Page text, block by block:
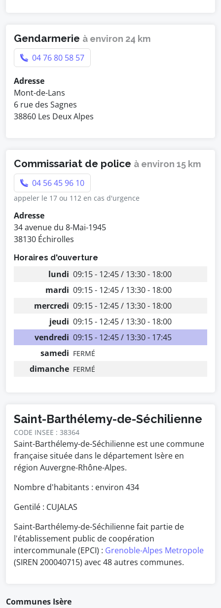
Gendarmerie à environ 24 km
04 76 80 58 57
Adresse
Mont-de-Lans
6 rue des Sagnes
38860 Les Deux Alpes
Commissariat de police à environ 15 km
04 56 45 96 10
appeler le 17 ou 112 en cas d'urgence
Adresse
34 avenue du 8-Mai-1945
38130 Échirolles
Horaires d'ouverture
lundi 09:15 - 12:45 / 13:30 - 18:00
mardi 09:15 - 12:45 / 13:30 - 18:00
mercredi 09:15 - 12:45 / 13:30 - 18:00
jeudi 09:15 - 12:45 / 13:30 - 18:00
vendredi 09:15 - 12:45 / 13:30 - 17:45
samedi FERMÉ
dimanche FERMÉ
Saint-Barthélemy-de-Séchilienne
CODE INSEE : 38364
Saint-Barthélemy-de-Séchilienne est une commune
française située dans le département Isère en
région Auvergne-Rhône-Alpes.
Nombre d'habitants : environ 434
Gentilé : CUJALAS
Saint-Barthélemy-de-Séchilienne fait partie de
l'établissement public de coopération
intercommunale (EPCI) : Grenoble-Alpes Metropole
(SIREN 200040715) avec 48 autres communes.
Communes Isère